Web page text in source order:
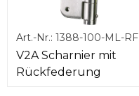
Art.-Nr.: 1388-100-ML-RF
V2A Scharnier mit
Rückfederung